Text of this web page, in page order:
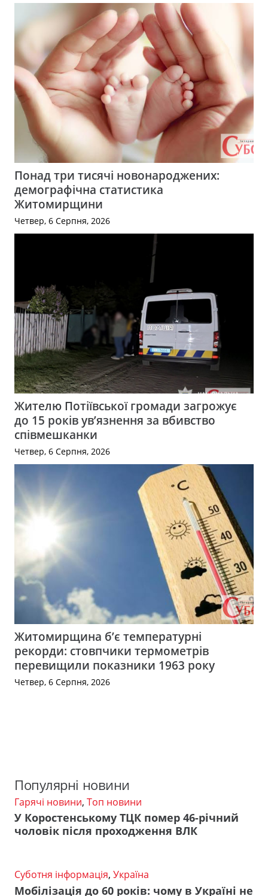
Понад три тисячі новонароджених:
демографічна статистика
Житомирщини
Четвер, 6 Серпня, 2026
Жителю Потіївської громади загрожує
до 15 років ув’язнення за вбивство
співмешканки
Четвер, 6 Серпня, 2026
Житомирщина б’є температурні
рекорди: стовпчики термометрів
перевищили показники 1963 року
Четвер, 6 Серпня, 2026
Популярні новини
Гарячі новини, Топ новини
У Коростенському ТЦК помер 46-річний
чоловік після проходження ВЛК
Суботня інформація, Україна
Мобілізація до 60 років: чому в Україні не